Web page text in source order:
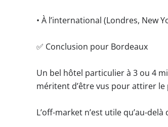
• À l’international (Londres, New
✅ Conclusion pour Bordeaux
Un bel hôtel particulier à 3 ou 4
méritent d’être vus pour attirer le
L’off-market n’est utile qu’au-